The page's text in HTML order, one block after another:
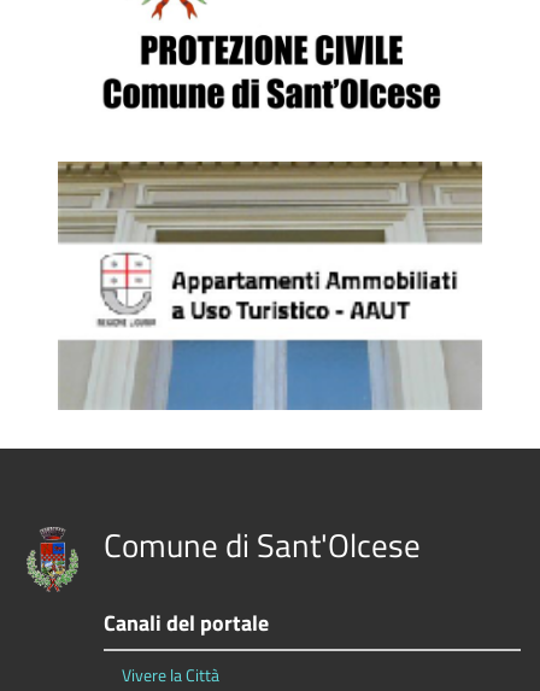
Comune di Sant'Olcese
Canali del portale
Vivere la Città